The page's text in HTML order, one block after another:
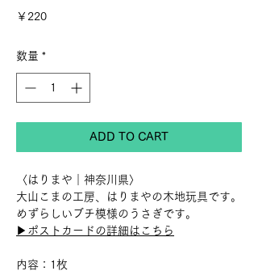
￥220価
数量 *
ADD TO CART
〈はりまや｜神奈川県〉
大山こまの工房、はりまやの木地玩具です。
めずらしいブチ模様のうさぎです。
▶︎ポストカードの詳細はこちら
内容：1枚